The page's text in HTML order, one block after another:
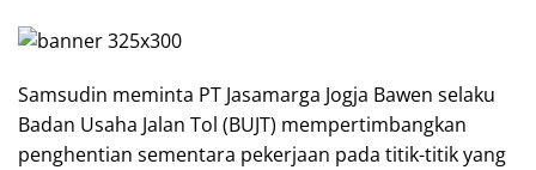
Samsudin meminta PT Jasamarga Jogja Bawen selaku
Badan Usaha Jalan Tol (BUJT) mempertimbangkan
penghentian sementara pekerjaan pada titik-titik yang